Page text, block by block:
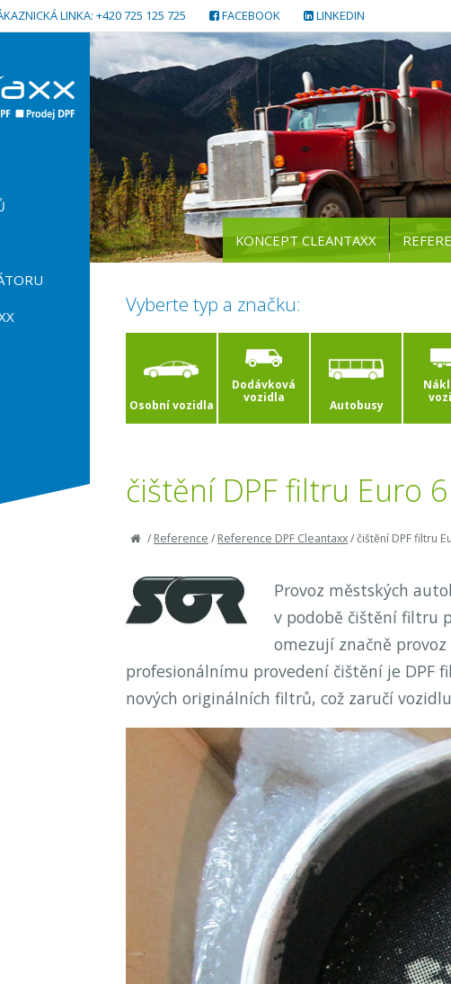
LINKA: +420 725 125 725 FACEBOOK LINKEDIN
Vyberte typ a značku:
Osobní vozidla
Dodávková
vozidla
Autobusy
čištění DPF filtru Euro
/Reference /Reference DPF Cleantaxx/čištění DPF filtru
Provoz městských
v podobě čištění filtru
omezují značně
profesionálnímu provedení čištění je DPF
nových originálních filtrů, což zaručí
KONCEPT CLEANTAXX